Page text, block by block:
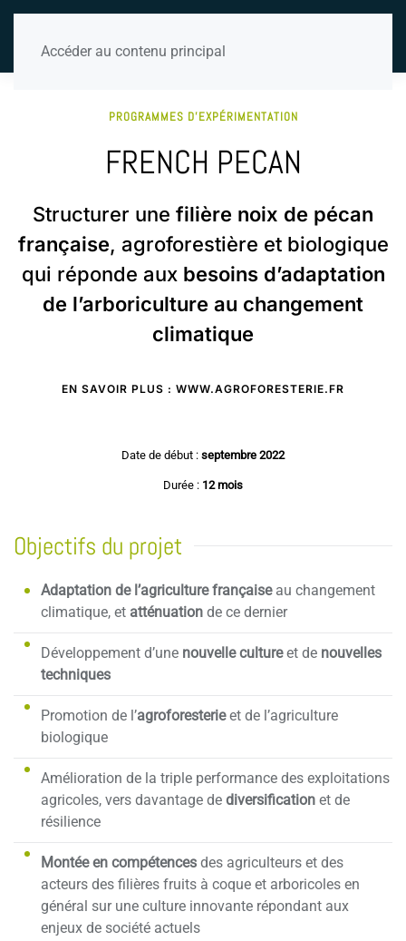
Accéder au contenu principal
PROGRAMMES D'EXPÉRIMENTATION
FRENCH PECAN
Structurer une filière noix de pécan
française, agroforestière et biologique
qui réponde aux besoins d’adaptation
de l’arboriculture au changement
climatique
EN SAVOIR PLUS : WWW.AGROFORESTERIE.FR
Date de début : septembre 2022
Durée : 12 mois
Objectifs du projet
Adaptation de l’agriculture française au changement
climatique, et atténuation de ce dernier
Développement d’une nouvelle cultureet de nouvelles
techniques
Promotion de l’agroforesterieet de l’agriculture
biologique
Amélioration de la triple performance des exploitations
agricoles, vers davantage de diversification et de
résilience
Montée en compétences des agriculteurs et des
acteurs des filières fruits à coque et arboricoles en
général sur une culture innovante répondant aux
enjeux de société actuels